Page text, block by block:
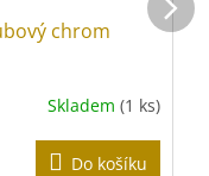
chrom
Skladem (1 ks)
Do košíku